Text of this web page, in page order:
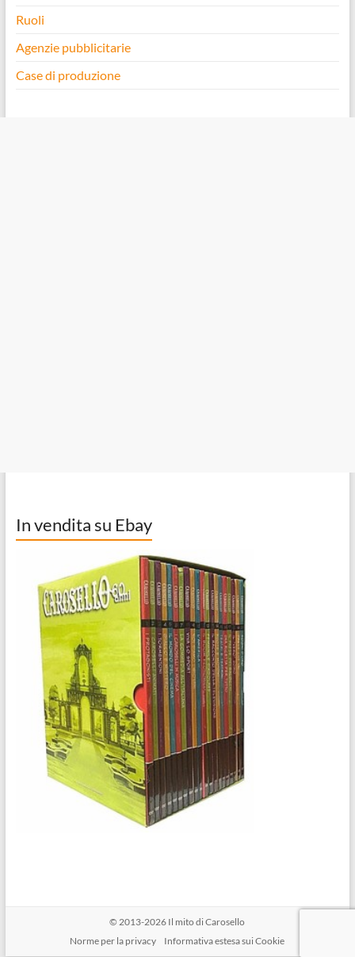
Ruoli
Agenzie pubblicitarie
Case di produzione
In vendita su Ebay
© 2013-2026 Il mito di Carosello
Norme per la privacy
Informativa estesa sui Cookie